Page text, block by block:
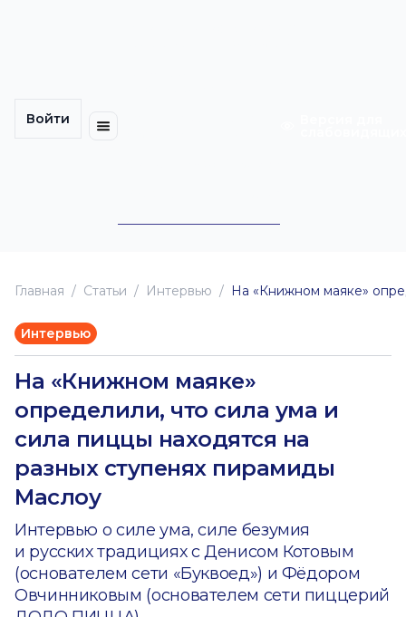
Войти
Главная Статьи Интервью На «Книжном маяке»
Интервью
На «Книжном маяке»
определили, что сила ума и
сила пиццы находятся на
разных ступенях пирамиды
Маслоу
Интервью о силе ума, силе безумия
и русских традициях с Денисом Котовым
(основателем сети «Буквоед») и Фёдором
Овчинниковым (основателем сети пиццерий